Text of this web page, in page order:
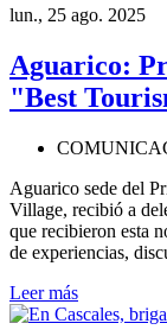
lun., 25 ago. 2025
Aguarico:
"Best
Aguarico sede del
Village, recibió a
que recibieron esta
de experiencias,
Leer más